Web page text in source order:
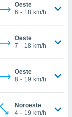
Oeste
6 - 18 km/h
Oeste
7 - 18 km/h
Oeste
8 - 19 km/h
Noroeste
4 - 19 km/h